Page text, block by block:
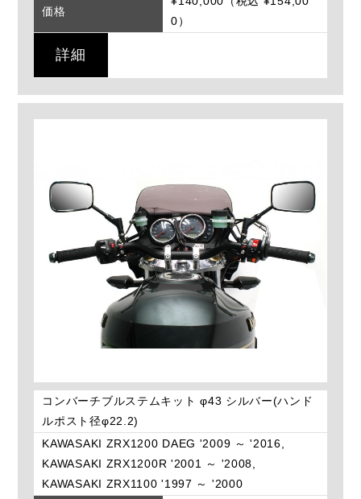
価格
0）
詳細
コンバーチブルステムキット φ43 シルバー(ハンド
ルポスト径φ22.2)
KAWASAKI ZRX1200 DAEG '2009 ～ '2016,
KAWASAKI ZRX1200R '2001 ～ '2008,
KAWASAKI ZRX1100 '1997 ～ '2000